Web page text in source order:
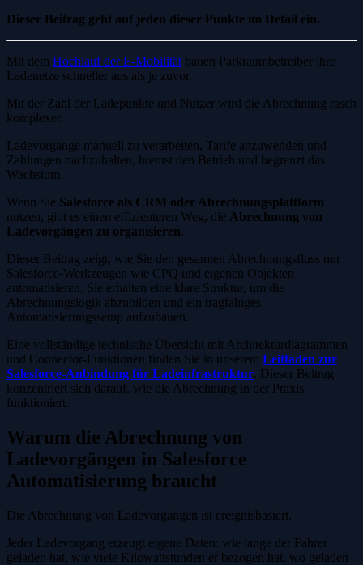
Dieser Beitrag geht auf jeden dieser Punkte im Detail ein.
Mit dem Hochlauf der E-Mobilität bauen Parkraumbetreiber ihre
Ladenetze schneller aus als je zuvor.
Mit der Zahl der Ladepunkte und Nutzer wird die Abrechnung rasch
komplexer.
Ladevorgänge manuell zu verarbeiten, Tarife anzuwenden und
Zahlungen nachzuhalten, bremst den Betrieb und begrenzt das
Wachstum.
Wenn Sie Salesforce als CRM oder Abrechnungsplattform
nutzen, gibt es einen effizienteren Weg, die Abrechnung von
Ladevorgängen zu organisieren.
Dieser Beitrag zeigt, wie Sie den gesamten Abrechnungsfluss mit
Salesforce-Werkzeugen wie CPQ und eigenen Objekten
automatisieren. Sie erhalten eine klare Struktur, um die
Abrechnungslogik abzubilden und ein tragfähiges
Automatisierungssetup aufzubauen.
Eine vollständige technische Übersicht mit Architekturdiagrammen
und Connector-Funktionen finden Sie in unserem Leitfaden zur
Salesforce-Anbindung für Ladeinfrastruktur. Dieser Beitrag
konzentriert sich darauf, wie die Abrechnung in der Praxis
funktioniert.
Warum die Abrechnung von
Ladevorgängen in Salesforce
Automatisierung braucht
Die Abrechnung von Ladevorgängen ist ereignisbasiert.
Jeder Ladevorgang erzeugt eigene Daten: wie lange der Fahrer
geladen hat, wie viele Kilowattstunden er bezogen hat, wo geladen